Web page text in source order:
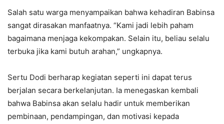
Salah satu warga menyampaikan bahwa kehadiran Babinsa
sangat dirasakan manfaatnya. “Kami jadi lebih paham
bagaimana menjaga kekompakan. Selain itu, beliau selalu
terbuka jika kami butuh arahan,” ungkapnya.
Sertu Dodi berharap kegiatan seperti ini dapat terus
berjalan secara berkelanjutan. Ia menegaskan kembali
bahwa Babinsa akan selalu hadir untuk memberikan
pembinaan, pendampingan, dan motivasi kepada